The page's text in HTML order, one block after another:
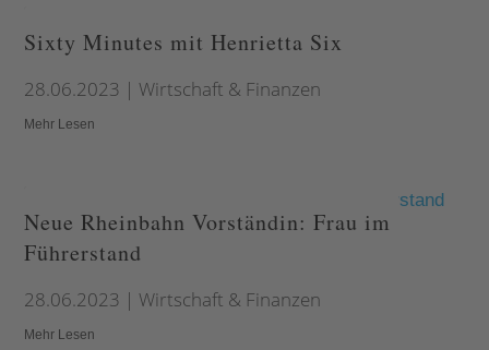
Sixty Minutes mit Henrietta Six
28.06.2023 |Wirtschaft & Finanzen
Mehr Lesen
Neue Rheinbahn Vorständin: Frau im
Führerstand
28.06.2023 |Wirtschaft & Finanzen
Mehr Lesen